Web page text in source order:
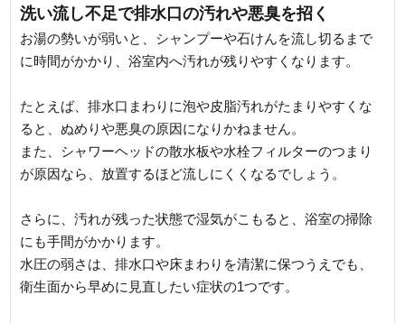
洗い流し不足で排水口の汚れや悪臭を招く
お湯の勢いが弱いと、シャンプーや石けんを流し切るまで
に時間がかかり、浴室内へ汚れが残りやすくなります。
たとえば、排水口まわりに泡や皮脂汚れがたまりやすくな
ると、ぬめりや悪臭の原因になりかねません。
また、シャワーヘッドの散水板や水栓フィルターのつまり
が原因なら、放置するほど流しにくくなるでしょう。
さらに、汚れが残った状態で湿気がこもると、浴室の掃除
にも手間がかかります。
水圧の弱さは、排水口や床まわりを清潔に保つうえでも、
衛生面から早めに見直したい症状の1つです。